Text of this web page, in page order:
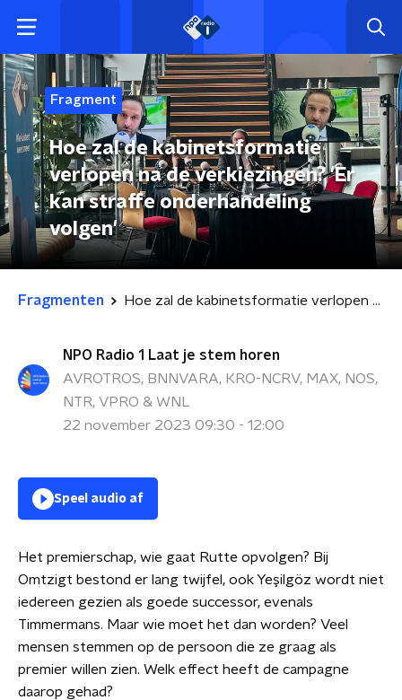
Fragment
Hoe zal de kabinetsformatie
verlopen na de verkiezingen? 'Er
kan straffe onderhandeling
volgen'
Fragmenten Hoe zal de kabinetsformatie verlopen na de verkiezingen? 'Er kan straffe onderhandeling volgen'
NPO Radio 1 Laat je stem horen
AVROTROS, BNNVARA, KRO-NCRV, MAX, NOS,
NTR, VPRO & WNL
22 november 2023 09:30 - 12:00
Speel audio af
Het premierschap, wie gaat Rutte opvolgen? Bij
Omtzigt bestond er lang twijfel, ook Yeşilgöz wordt niet
iedereen gezien als goede successor, evenals
Timmermans. Maar wie moet het dan worden? Veel
mensen stemmen op de persoon die ze graag als
premier willen zien. Welk effect heeft de campagne
daarop gehad?